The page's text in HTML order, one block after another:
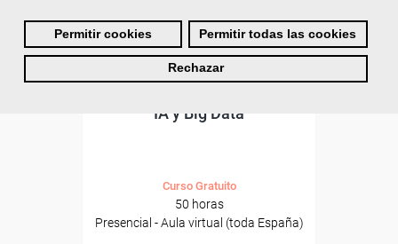
Permitir cookies Permitir todas las cookies
Rechazar
IA y Big Data
Curso Gratuito
50 horas
Presencial - Aula virtual (toda España)